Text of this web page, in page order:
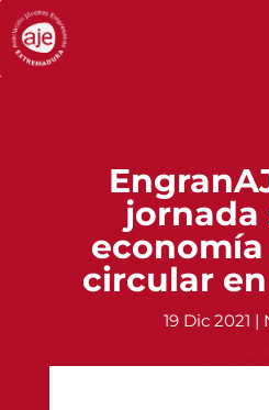
jornada
circular
19 Dic 2021 |